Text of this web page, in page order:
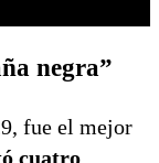
negra”
fue el mejor
cuatro